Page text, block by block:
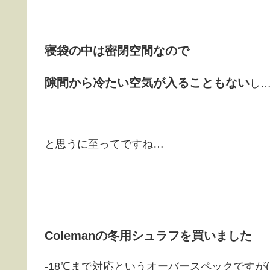
寝袋の中は密閉空間なので
隙間から冷たい空気が入ることもない し
と思うに至ってですね…
Colemanの冬用シュラフを買いました
-18℃まで対応というオーバースペックですが